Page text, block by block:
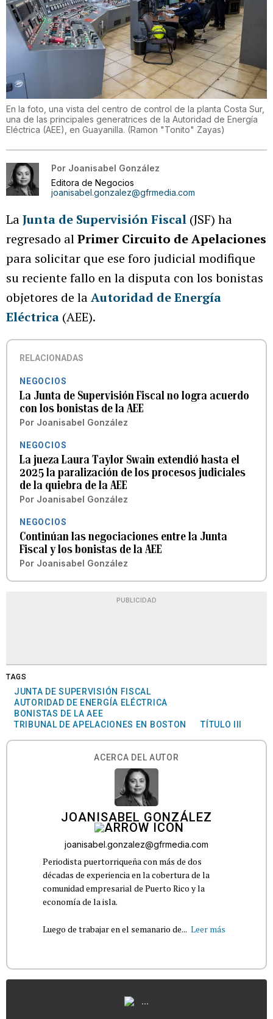
En la foto, una vista del centro de control de la planta Costa Sur,
una de las principales generatrices de la Autoridad de Energía
Eléctrica (AEE), en Guayanilla. (Ramon "Tonito" Zayas)
Por Joanisabel González
Editora de Negocios
joanisabel.gonzalez@gfrmedia.com
LaJunta de Supervisión Fiscal (JSF) ha
regresado alPrimer Circuito de Apelaciones
para solicitar que ese foro judicial modifique
su reciente fallo en la disputa con los bonistas
objetores de laAutoridad de Energía
Eléctrica (AEE).
RELACIONADAS
NEGOCIOS
La Junta de Supervisión Fiscal no logra acuerdo
con los bonistas de la AEE
Por Joanisabel González
NEGOCIOS
La jueza Laura Taylor Swain extendió hasta el
2025 la paralización de los procesos judiciales
de la quiebra de la AEE
Por Joanisabel González
NEGOCIOS
Continúan las negociaciones entre la Junta
Fiscal y los bonistas de la AEE
Por Joanisabel González
PUBLICIDAD
TAGS
JUNTA DE SUPERVISIÓN FISCAL
AUTORIDAD DE ENERGÍA ELÉCTRICA
BONISTAS DE LA AEE
TRIBUNAL DE APELACIONES EN BOSTON
TÍTULO III
ACERCA DEL AUTOR
JOANISABEL GONZÁLEZ
joanisabel.gonzalez@gfrmedia.com
Periodista puertorriqueña con más de dos
décadas de experiencia en la cobertura de la
comunidad empresarial de Puerto Rico y la
economía de la isla.
Luego de trabajar en el semanario de... Leer más
...